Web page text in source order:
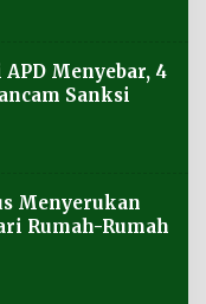
Menyebar, 4
Sanksi
Menyerukan
Rumah-Rumah